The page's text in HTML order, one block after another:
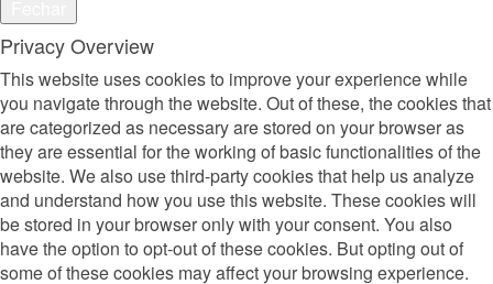
Privacy Overview
This website uses cookies to improve your experience while
you navigate through the website. Out of these, the cookies that
are categorized as necessary are stored on your browser as
they are essential for the working of basic functionalities of the
website. We also use third-party cookies that help us analyze
and understand how you use this website. These cookies will
be stored in your browser only with your consent. You also
have the option to opt-out of these cookies. But opting out of
some of these cookies may affect your browsing experience.